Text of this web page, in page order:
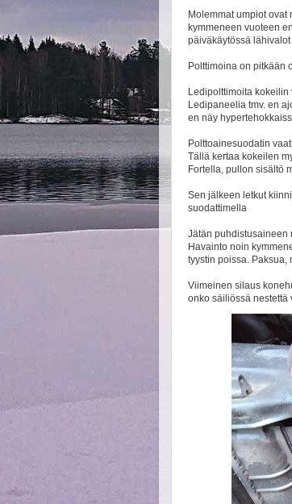
Molemmat umpiot
kymmeneen vuoteen
päiväkäytössä
Polttimoina on pitkään
Ledipolttimoita kokeilin
Ledipaneelia tmv. en
en näy
Polttoainesuodatin
Tällä kertaa kokeilen
Fortella, pullon sisältö
Sen jälkeen letkut
suodattimella
Jätän puhdistusaineen
Havainto noin
tyystin poissa. Paksua,
Viimeinen silaus
onko säiliössä nestettä